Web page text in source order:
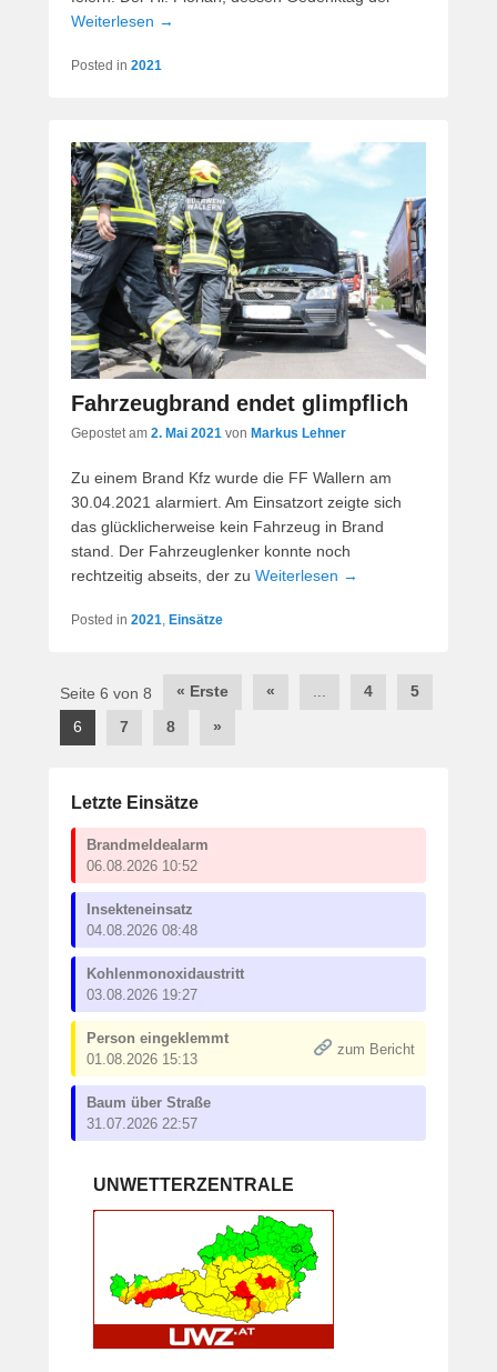
Weiterlesen →
Posted in 2021
Fahrzeugbrand endet glimpflich
Gepostet am 2. Mai 2021 von Markus Lehner
Zu einem Brand Kfz wurde die FF Wallern am
30.04.2021 alarmiert. Am Einsatzort zeigte sich
das glücklicherweise kein Fahrzeug in Brand
stand. Der Fahrzeuglenker konnte noch
rechtzeitig abseits, der zu Weiterlesen →
Posted in 2021, Einsätze
Post
navigation
Seite 6 von 8 « Erste « 4
5
6
7 8 »
Letzte Einsätze
Brandmeldealarm
06.08.2026 10:52
Insekteneinsatz
04.08.2026 08:48
Kohlenmonoxidaustritt
03.08.2026 19:27
Person eingeklemmt
01.08.2026 15:13
zum Bericht
Baum über Straße
31.07.2026 22:57
UNWETTERZENTRALE